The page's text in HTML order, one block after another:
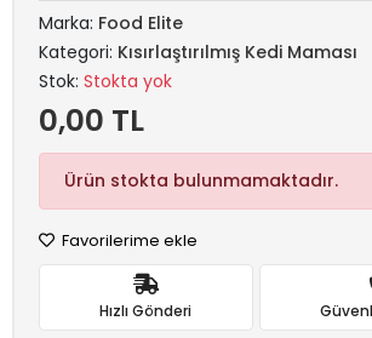
Marka: Food Elite
Kategori: Kısırlaştırılmış Kedi Maması
Stok: Stokta yok
0,00 TL
Ürün stokta bulunmamaktadır.
Favorilerime ekle
Hızlı Gönderi